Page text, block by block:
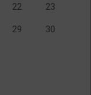
22 23
29 30